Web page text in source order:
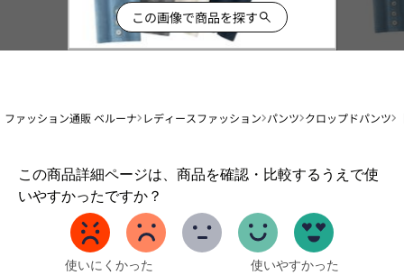
この画像で商品を探す
ファッション通販 ベルーナ レディースファッション パンツ クロップドパンツ
この商品詳細ページは、商品を確認・比較するうえで使
いやすかったですか？
1
か
使いにくかった 使いやすかった